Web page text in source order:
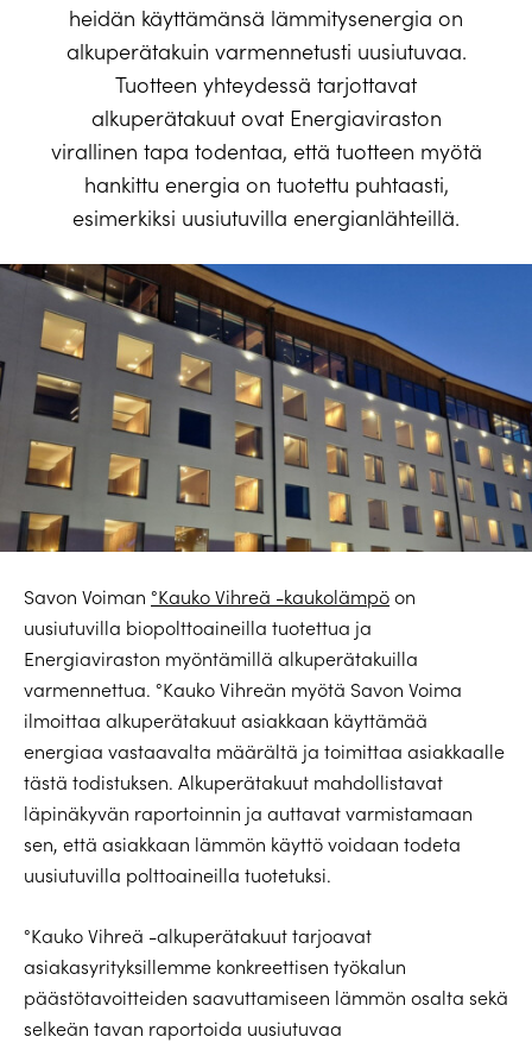
heidän käyttämänsä lämmitysenergia on
alkuperätakuin varmennetusti uusiutuvaa.
Tuotteen yhteydessä tarjottavat
alkuperätakuut ovat Energiaviraston
virallinen tapa todentaa, että tuotteen myötä
hankittu energia on tuotettu puhtaasti,
esimerkiksi uusiutuvilla energianlähteillä.
Savon Voiman °Kauko Vihreä -kaukolämpöon
uusiutuvilla biopolttoaineilla tuotettua ja
Energiaviraston myöntämillä alkuperätakuilla
varmennettua. °Kauko Vihreän myötä Savon Voima
ilmoittaa alkuperätakuut asiakkaan käyttämää
energiaa vastaavalta määrältä ja toimittaa asiakkaalle
tästä todistuksen. Alkuperätakuut mahdollistavat
läpinäkyvän raportoinnin ja auttavat varmistamaan
sen, että asiakkaan lämmön käyttö voidaan todeta
uusiutuvilla polttoaineilla tuotetuksi.
°Kauko Vihreä -alkuperätakuut tarjoavat
asiakasyrityksillemme konkreettisen työkalun
päästötavoitteiden saavuttamiseen lämmön osalta sekä
selkeän tavan raportoida uusiutuvaa